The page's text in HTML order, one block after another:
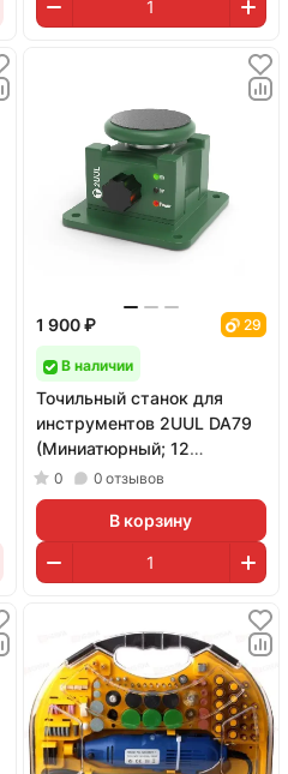
1 900 ₽ 29
В наличии
Точильный станок для
инструментов 2UUL DA79
(Миниатюрный; 12
сменных кругов)
0 0 отзывов
В корзину